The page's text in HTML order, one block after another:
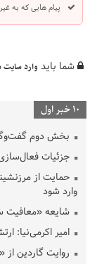
پیام هایی که به
شما باید وارد سایت
10 خبر اول
بخش دوم
جزئیات
حمایت از
وارد شود
شایعه «معافیت
امیر اکرمی‌نیا:
روایت گاردین از